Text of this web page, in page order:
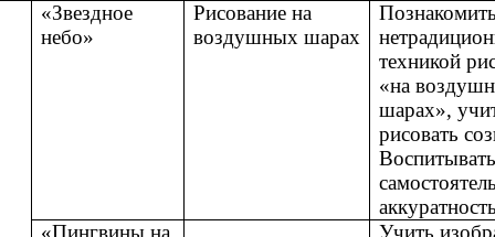
«Звездное
небо»
Рисование на
воздушных шарах
техникой
«на
шарах»,
рисовать
Воспитывать
«Пингвины на
Учить